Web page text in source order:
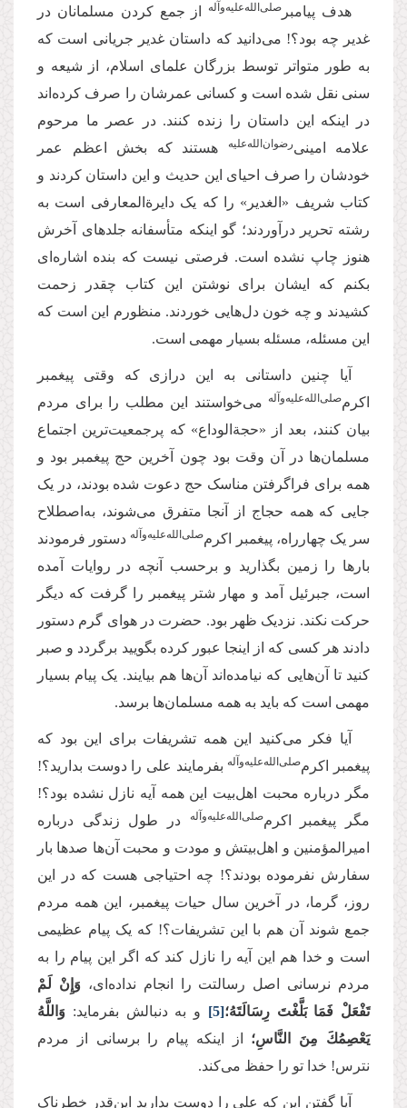
هدف پیامبر صلی‌‌الله‌‌علیه‌‌و‌آله
از جمع کردن مسلمانان در
غدیر چه بود؟! می‌دانید که داستان غدیر جریانی است که
به طور متواتر توسط بزرگان علمای اسلام، از شیعه و
سنی نقل شده است و کسانی عمرشان را صرف کرده‌اند
در اینکه این داستان را زنده کنند. در عصر ما مرحوم
علامه امینی‌رضوان‌‌الله‌‌علیه
هستند که بخش اعظم عمر
خودشان را صرف احیای این حدیث و این داستان کردند و
کتاب شریف «الغدیر» را که یک دایرةالمعارفی است به
رشته تحریر درآوردند؛ گو اینکه متأسفانه جلدهای آخرش
هنوز چاپ نشده است. فرصتی نیست که بنده اشاره‌ای
بکنم که ایشان برای نوشتن این کتاب چقدر زحمت
کشیدند و چه خون دل‌هایی خوردند. منظورم این است که
این مسئله، مسئله بسیار مهمی است.
آیا چنین داستانی به این درازی که وقتی پیغمبر
اکرم‌صلی‌‌الله‌‌علیه‌‌و‌آله می‌خواستند این مطلب را برای مردم
بیان کنند، بعد از «حجةالوداع» که پرجمعیت‌ترین اجتماع
مسلمان‌ها در آن وقت بود چون آخرین حج پیغمبر بود و
همه برای فراگرفتن مناسک حج دعوت شده بودند، در یک
جایی که همه حجاج از آنجا متفرق می‌شوند، به‌اصطلاح
سر یک چهارراه، پیغمبر اکرم‌صلی‌‌الله‌‌علیه‌‌و‌آله دستور فرمودند
بارها را زمین بگذارید و برحسب آنچه در روایات آمده
است، جبرئیل آمد و مهار شتر پیغمبر را گرفت که دیگر
حرکت نکند. نزدیک ظهر بود. حضرت در هوای گرم دستور
دادند هر کسی که از اینجا عبور کرده بگویید برگردد و صبر
کنید تا آن‌هایی که نیامده‌اند آن‌ها هم بیایند. یک پیام بسیار
مهمی است که باید به همه مسلمان‌ها برسد.
آیا فکر می‌کنید این همه تشریفات برای این بود که
پیغمبر اکرم‌صلی‌‌الله‌‌علیه‌‌و‌آله بفرمایند علی را دوست بدارید؟!
مگر درباره محبت اهل‌بیت این همه آیه نازل نشده بود؟!
مگر پیغمبر اکرم‌صلی‌‌الله‌‌علیه‌‌و‌آله
در طول زندگی درباره
امیرالمؤمنین و اهل‌بیتش و مودت و محبت آن‌ها صدها بار
سفارش نفرموده بودند؟! چه احتیاجی هست که در این
روز، گرما، در آخرین سال حیات پیغمبر، این همه مردم
جمع شوند آن هم با این تشریفات؟! که یک پیام عظیمی
است و خدا هم این آیه را نازل کند که اگر این پیام را به
مردم نرسانی اصل رسالتت را انجام نداده‌ای،وَإِنْ لَمْ
تَفْعَلْ فَمَا بَلَّغْتَ رِسَالَتَهُ؛[5] و به دنبالش بفرماید: وَاللَّهُ
يَعْصِمُكَ مِنَ النَّاسِ؛ از اینکه پیام را برسانی از مردم
نترس! خدا تو را حفظ می‌کند.
آیا گفتن این که علی را دوست بدارید این‌قدر خطرناک